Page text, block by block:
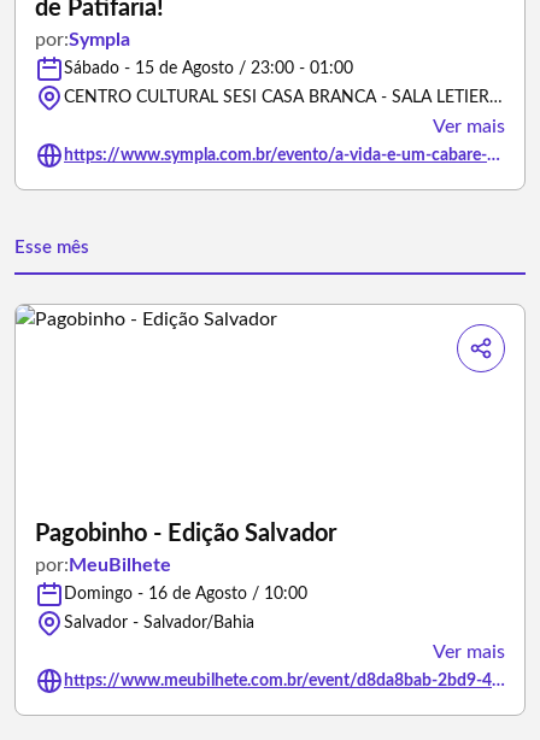
de Patifaria!
por:Sympla
Sábado - 15 de Agosto / 23:00 - 01:00
CENTRO CULTURAL SESI CASA BRANCA - SALA LETIERES LEITE, Avenida Caminho de Areia - Salvador/Bahia
Ver mais
https://www.sympla.com.br/evento/a-vida-e-um-cabare-com-a-cia-baiana-de-patifaria/3501795
Esse mês
Pagobinho - Edição Salvador
por: MeuBilhete
Domingo - 16 de Agosto / 10:00
Salvador - Salvador/Bahia
Ver mais
https://www.meubilhete.com.br/event/d8da8bab-2bd9-44de-975b-1ea7f7bd0027